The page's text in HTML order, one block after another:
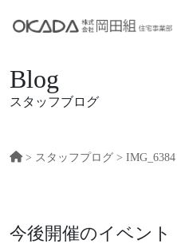
Blog
スタッフブログ
> スタッフプログ > IMG_6384
今後開催のイベント